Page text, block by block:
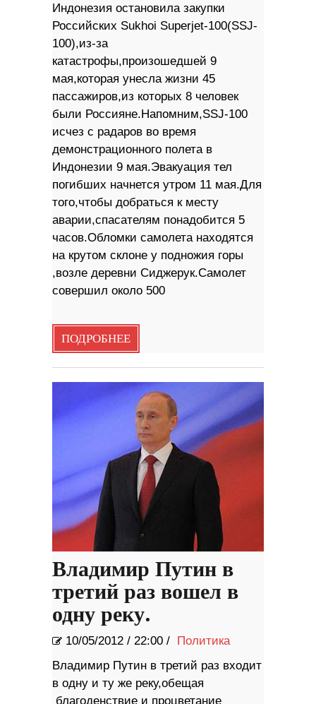
Индонезия остановила закупки
Российских Sukhoi Superjet-100(SSJ-
100),из-за
катастрофы,произошедшей 9
мая,которая унесла жизни 45
пассажиров,из которых 8 человек
были Россияне.Напомним,SSJ-100
исчез с радаров во время
демонстрационного полета в
Индонезии 9 мая.Эвакуация тел
погибших начнется утром 11 мая.Для
того,чтобы добраться к месту
аварии,спасателям понадобится 5
часов.Обломки самолета находятся
на крутом склоне у подножия горы
,возле деревни Сиджерук.Самолет
совершил около 500
ПОДРОБНЕЕ
Владимир Путин в
третий раз вошел в
одну реку.
10/05/2012 / 22:00 / Политика
Владимир Путин в третий раз входит
в одну и ту же реку,обещая
благоденствие и процветание